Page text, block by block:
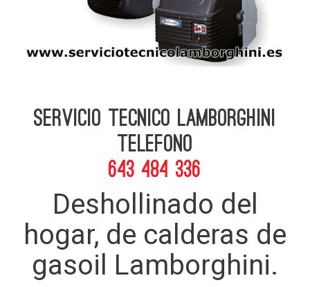
Servicio Tecnico Lamborghini
telefono
643 484 336
Deshollinado del
hogar, de calderas de
gasoil Lamborghini.